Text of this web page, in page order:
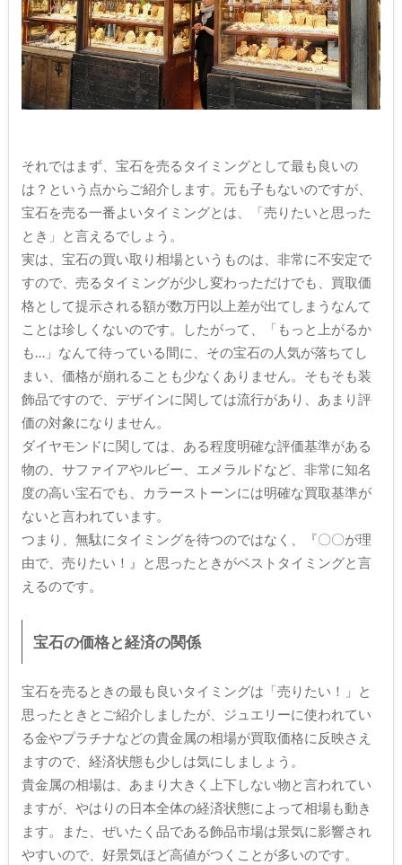
それではまず、宝石を売るタイミングとして最も良いの
は？という点からご紹介します。元も子もないのですが、
宝石を売る一番よいタイミングとは、「売りたいと思った
とき」と言えるでしょう。
実は、宝石の買い取り相場というものは、非常に不安定で
すので、売るタイミングが少し変わっただけでも、買取価
格として提示される額が数万円以上差が出てしまうなんて
ことは珍しくないのです。したがって、「もっと上がるか
も…」なんて待っている間に、その宝石の人気が落ちてし
まい、価格が崩れることも少なくありません。そもそも装
飾品ですので、デザインに関しては流行があり、あまり評
価の対象になりません。
ダイヤモンドに関しては、ある程度明確な評価基準がある
物の、サファイアやルビー、エメラルドなど、非常に知名
度の高い宝石でも、カラーストーンには明確な買取基準が
ないと言われています。
つまり、無駄にタイミングを待つのではなく、『〇〇が理
由で、売りたい！』と思ったときがベストタイミングと言
えるのです。
宝石の価格と経済の関係
宝石を売るときの最も良いタイミングは「売りたい！」と
思ったときとご紹介しましたが、ジュエリーに使われてい
る金やプラチナなどの貴金属の相場が買取価格に反映さえ
ますので、経済状態も少しは気にしましょう。
貴金属の相場は、あまり大きく上下しない物と言われてい
ますが、やはりの日本全体の経済状態によって相場も動き
ます。また、ぜいたく品である飾品市場は景気に影響され
やすいので、好景気ほど高値がつくことが多いのです。